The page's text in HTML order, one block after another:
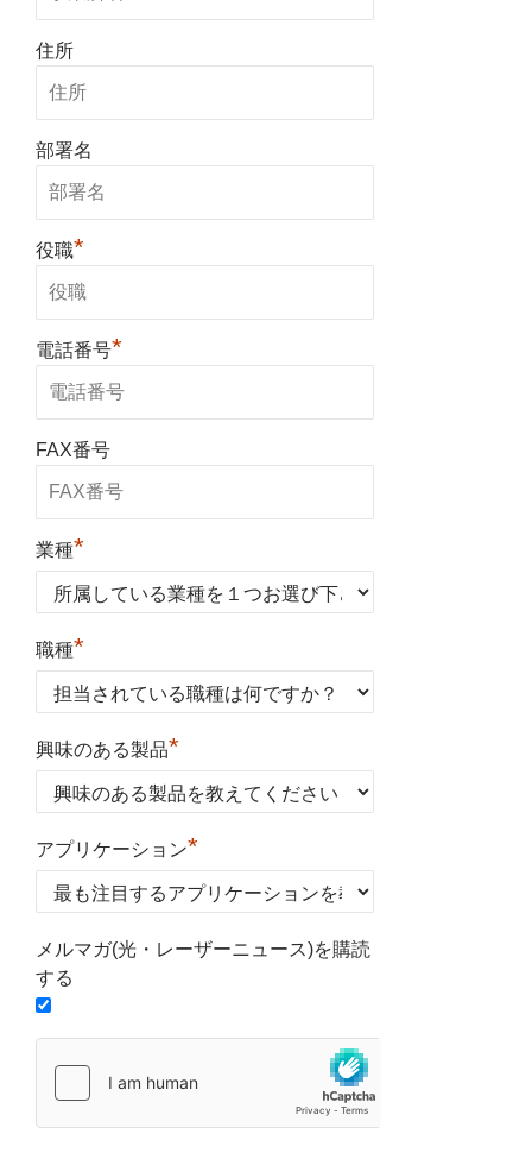
住所
部署名
役職*
電話番号*
FAX番号
業種*
職種*
興味のある製品*
アプリケーション*
メルマガ(光・レーザーニュース)を購読
する